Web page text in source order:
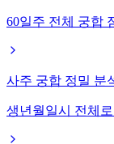
60일주 전체 궁합
사주 궁합 정밀 분
생년월일시 전체